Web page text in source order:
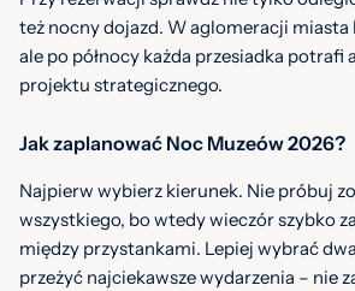
też nocny dojazd. W aglomeracji miasta
ale po północy każda przesiadka potrafi
projektu strategicznego.
Jak zaplanować Noc Muzeów 2026?
Najpierw wybierz kierunek. Nie próbuj
wszystkiego, bo wtedy wieczór szybko
między przystankami. Lepiej wybrać
przeżyć najciekawsze wydarzenia – nie